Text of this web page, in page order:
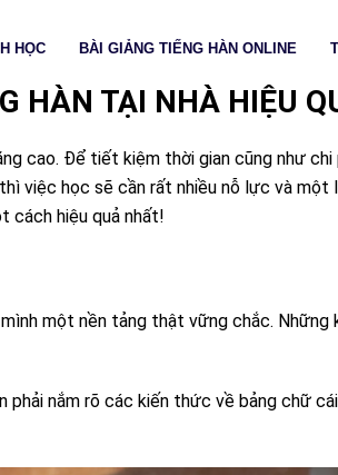
HỌC BÀI GIẢNG TIẾNG HÀN ONLINE
HÀN TẠI NHÀ HIỆU
cao. Để tiết kiệm thời gian cũng như chi
việc học sẽ cần rất nhiều nỗ lực và một
cách hiệu quả nhất!
một nền tảng thật vững chắc.
nắm rõ các kiến thức về bảng chữ